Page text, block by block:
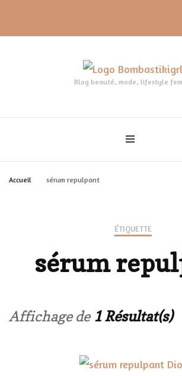
Blog beauté, mode, lifestyle
Accueil sérum repulpant
ÉTIQUETTE
sérum
Affichage de 1 Résultat(s)